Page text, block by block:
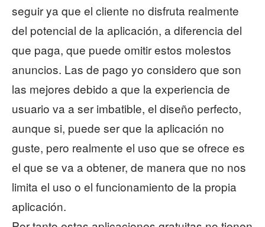
seguir ya que el cliente no disfruta realmente
del potencial de la aplicación, a diferencia del
que paga, que puede omitir estos molestos
anuncios. Las de pago yo considero que son
las mejores debido a que la experiencia de
usuario va a ser imbatible, el diseño perfecto,
aunque si, puede ser que la aplicación no
guste, pero realmente el uso que se ofrece es
el que se va a obtener, de manera que no nos
limita el uso o el funcionamiento de la propia
aplicación.